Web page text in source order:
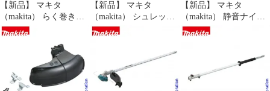
【新品】 マキタ
（makita） らく巻きフ
ラットナイロンカッタ
刈払い機 ナイロンカッ
タ ナイロンカッター ナ
イロンコード 替え刃 替
刃
【新品】 マキタ
（makita） シュレッダ
ー刃用プロテクタ A-
【新品】 マキタ
（makita） 静音ナイロ
ンコード30m巻 A-37580